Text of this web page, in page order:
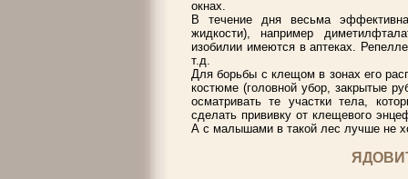
окнах.
В течение дня весьма
жидкости), например
изобилии имеются в аптеках.
т.д.
Для борьбы с клещом в зонах его
костюме (головной убор, закрытые
осматривать те участки тела,
сделать прививку от клещевого
А с малышами в такой лес лучше не